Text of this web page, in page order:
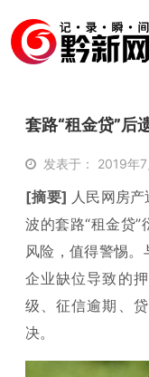
套路“租金贷”后
发表于： 2019年7
[摘要] 人民网房
波的套路“租金贷
风险，值得警惕
企业缺位导致的
级、征信逾期、
决。